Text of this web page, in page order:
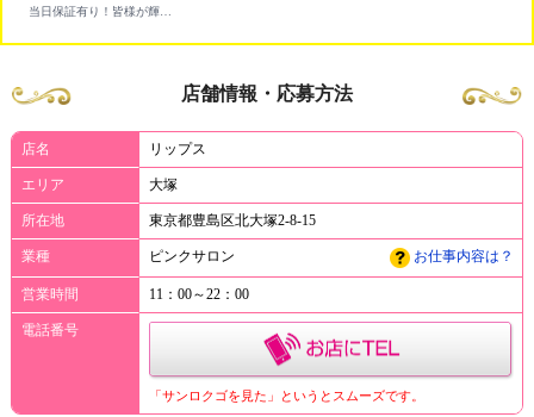
店舗情報・応募方法
店名 リップス
エリア 大塚
所在地 東京都豊島区北大塚2-8-15
業種 ピンクサロン お仕事内容は？
営業時間 11：00～22：00
電話番号
「サンロクゴを見た」というとスムーズです。